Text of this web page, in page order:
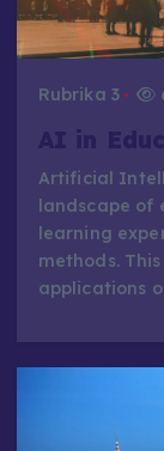
Rubrika 3
Artificial
landscape of
learning
methods.
applications